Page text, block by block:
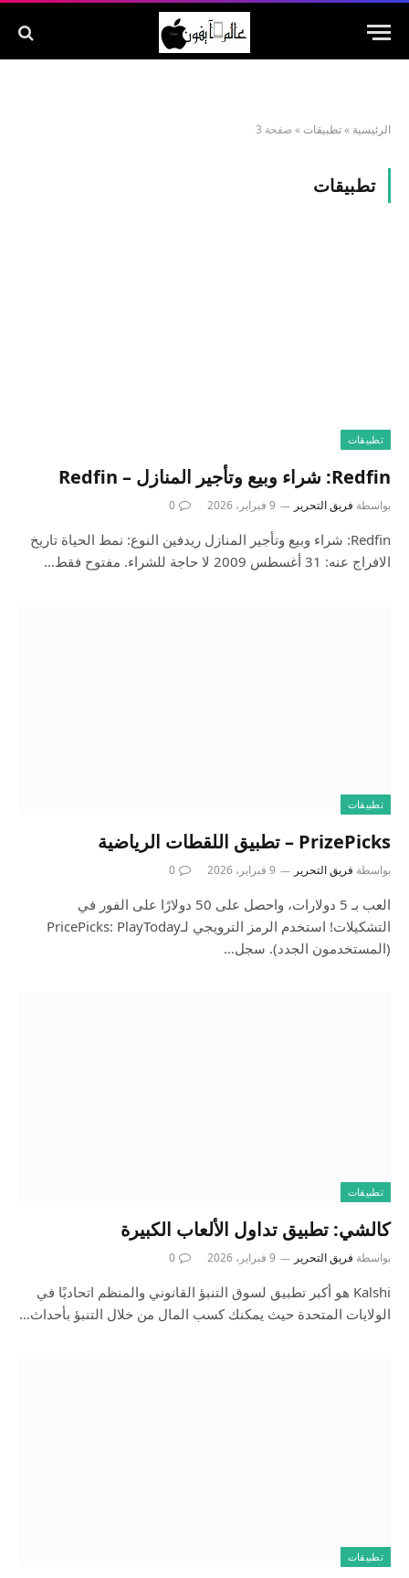
الرئيسية »تطبيقات »صفحة 3
تطبيقات
تطبيقات
Redfin: شراء وبيع وتأجير المنازل – Redfin
بواسطة فريق التحرير 9 فبراير، 2026 0
Redfin: شراء وبيع وتأجير المنازل ريدفين النوع: نمط الحياة تاريخ
الافراج عنه: 31 أغسطس 2009 لا حاجة للشراء. مفتوح فقط…
تطبيقات
‎PrizePicks – تطبيق اللقطات الرياضية
بواسطة فريق التحرير 9 فبراير، 2026 0
العب بـ 5 دولارات، واحصل على 50 دولارًا على الفور في
التشكيلات! استخدم الرمز الترويجي لـPricePicks: PlayToday
(المستخدمون الجدد). سجل…
تطبيقات
بواسطة فريق التحرير 9 فبراير، 2026 0
Kalshi هو أكبر تطبيق لسوق التنبؤ القانوني والمنظم اتحاديًا في
الولايات المتحدة حيث يمكنك كسب المال من خلال التنبؤ بأحداث…
تطبيقات